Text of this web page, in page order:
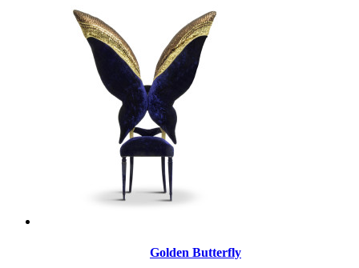
Golden Butterfly